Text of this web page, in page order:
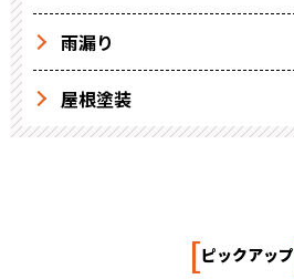
雨漏り
屋根塗装
[ピックアップ